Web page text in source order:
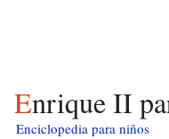
Enrique II
Enciclopedia para niños